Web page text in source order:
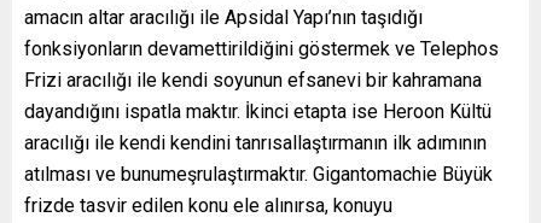
amacın altar aracılığı ile Apsidal Yapı’nın taşıdığı
fonksiyonların devamettirildiğini göstermek ve Telephos
Frizi aracılığı ile kendi soyunun efsanevi bir kahramana
dayandığını ispatla maktır. İkinci etapta ise Heroon Kültü
aracılığı ile kendi kendini tanrısallaştırmanın ilk adımının
atılması ve bunumeşrulaştırmaktır. Gigantomachie Büyük
frizde tasvir edilen konu ele alınırsa, konuyu